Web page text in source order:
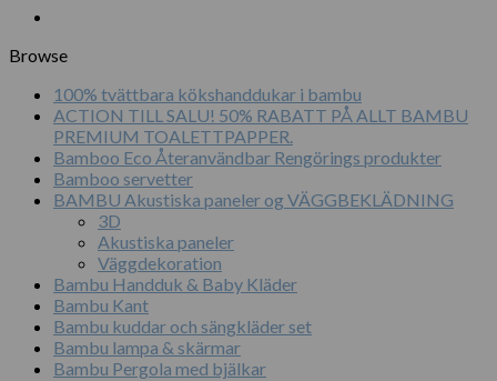
Browse
100% tvättbara kökshanddukar i bambu
ACTION TILL SALU! 50% RABATT PÅ ALLT BAMBU
PREMIUM TOALETTPAPPER.
Bamboo Eco Återanvändbar Rengörings produkter
Bamboo servetter
BAMBU Akustiska paneler og VÄGGBEKLÄDNING
3D
Akustiska paneler
Väggdekoration
Bambu Handduk & Baby Kläder
Bambu Kant
Bambu kuddar och sängkläder set
Bambu lampa & skärmar
Bambu Pergola med bjälkar